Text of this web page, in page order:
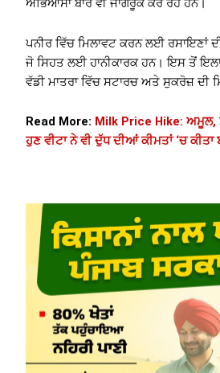
ਅਭਿਆਸਾਂ ਬਾਰੇ ਵੀ ਜਾਗਰੂਕ ਕਰ ਰਹੇ ਹਨ।
ਪਨੀਰ ਵਿੱਚ ਮਿਲਾਵਟ ਕਰਨ ਲਈ ਰਸਾਇਣਾਂ
ਜੋ ਸਿਹਤ ਲਈ ਹਾਨੀਕਾਰਕ ਹਨ। ਇਸ ਤੋਂ
ਵੱਡੀ ਮਾਤਰਾ ਵਿੱਚ ਸਟਾਰਚ ਅਤੇ ਸੁਕਰੋਜ਼ ਦੀ
Read More: Milk Price Hike:
ਹੁਣ ਵੀਟਾ ਨੇ ਵੀ ਦੁੱਧ ਦੀਆਂ ਕੀਮਤਾਂ ‘ਚ